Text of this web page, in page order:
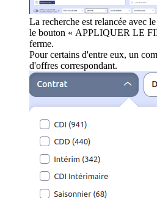
La recherche est relancée avec
le bouton « APPLIQUER LE
ferme.
Pour certains d'entre eux, un
d'offres correspondant.